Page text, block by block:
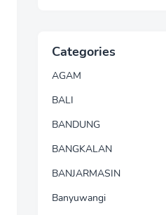
Categories
AGAM
BALI
BANDUNG
BANGKALAN
BANJARMASIN
Banyuwangi